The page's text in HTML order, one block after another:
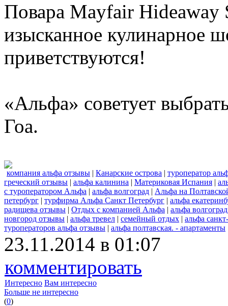
Повара Mayfair Hideaway
изысканное кулинарное
приветствуются!
«Альфа» советует
Гоа.
компания альфа отзывы | Канарские острова | туроператор
греческий отзывы | альфа калинина | Материковая Испания |
с туроператором Альфа | альфа волгоград | Альфа на
петербург | турфирма Альфа Санкт Петербург | альфа
радищева отзывы | Отдых с компанией Альфа | альфа
новгород отзывы | альфа тревел | семейный отдых | альфа
туроператоров альфа отзывы | альфа полтавская. - апартаменты
23.11.2014 в 01:07
комментировать
Интересно Вам интересно
Больше не интересно
(0)